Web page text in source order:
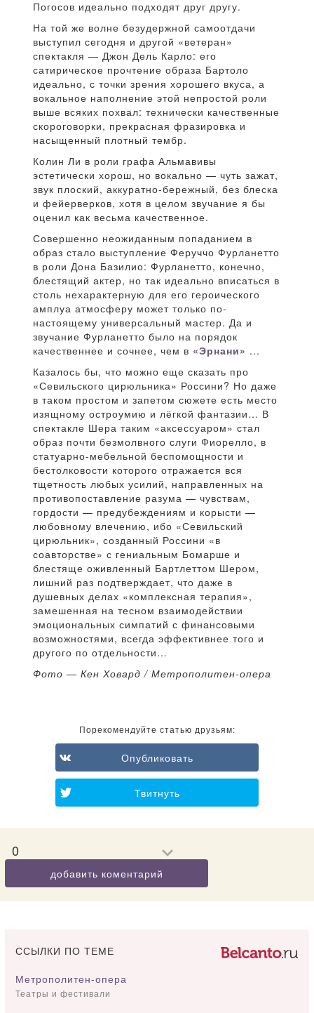
Погосов идеально подходят друг другу.
На той же волне безудержной самоотдачи
выступил сегодня и другой «ветеран»
спектакля — Джон Дель Карло: его
сатирическое прочтение образа Бартоло
идеально, с точки зрения хорошего вкуса, а
вокальное наполнение этой непростой роли
выше всяких похвал: технически качественные
скороговорки, прекрасная фразировка и
насыщенный плотный тембр.
Колин Ли в роли графа Альмавивы
эстетически хорош, но вокально — чуть зажат,
звук плоский, аккуратно-бережный, без блеска
и фейерверков, хотя в целом звучание я бы
оценил как весьма качественное.
Совершенно неожиданным попаданием в
образ стало выступление Феруччо Фурланетто
в роли Дона Базилио: Фурланетто, конечно,
блестящий актер, но так идеально вписаться в
столь нехарактерную для его героического
амплуа атмосферу может только по-
настоящему универсальный мастер. Да и
звучание Фурланетто было на порядок
качественнее и сочнее, чем в «Эрнани» ...
Казалось бы, что можно еще сказать про
«Севильского цирюльника» Россини? Но даже
в таком простом и запетом сюжете есть место
изящному остроумию и лёгкой фантазии… В
спектакле Шера таким «аксессуаром» стал
образ почти безмолвного слуги Фиорелло, в
статуарно-мебельной беспомощности и
бестолковости которого отражается вся
тщетность любых усилий, направленных на
противопоставление разума — чувствам,
гордости — предубеждениям и корысти —
любовному влечению, ибо «Севильский
цирюльник», созданный Россини «в
соавторстве» с гениальным Бомарше и
блестяще оживленный Бартлеттом Шером,
лишний раз подтверждает, что даже в
душевных делах «комплексная терапия»,
замешенная на тесном взаимодействии
эмоциональных симпатий с финансовыми
возможностями, всегда эффективнее того и
другого по отдельности…
Фото — Кен Ховард / Метрополитен-опера
Порекомендуйте статью друзьям:
Опубликовать
Твитнуть
0
добавить коментарий
ССЫЛКИ ПО ТЕМЕ
Метрополитен-опера
Театры и фестивали